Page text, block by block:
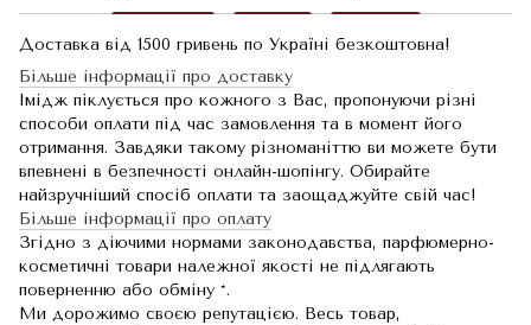
Доставка від 1500 гривень по Україні безкоштовна!
Більше інформації про доставку
Імідж піклується про кожного з Вас, пропонуючи різні
способи оплати під час замовлення та в момент його
отримання. Завдяки такому різноманіттю ви можете бути
впевнені в безпечності онлайн-шопінгу. Обирайте
найзручніший спосіб оплати та заощаджуйте свій час!
Більше інформації про оплату
Згідно з діючими нормами законодавства, парфюмерно-
косметичні товари належної якості не підлягають
поверненню або обміну *.
Ми дорожимо своєю репутацією. Весь товар,